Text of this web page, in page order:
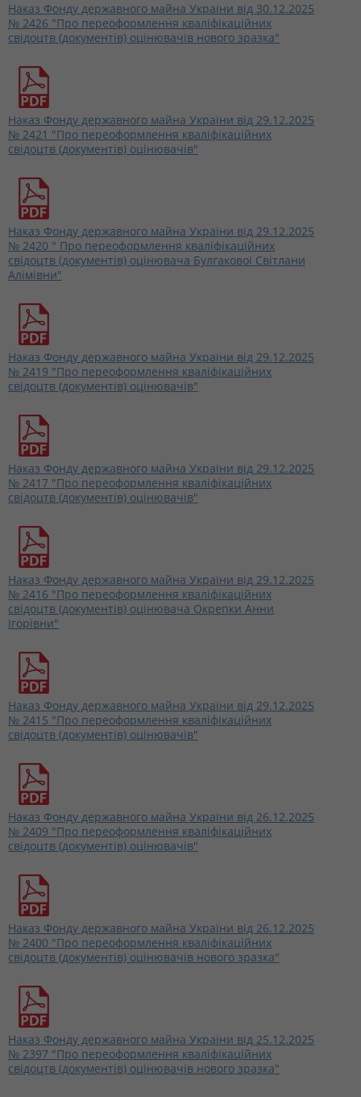
Наказ Фонду державного майна України від 30.12.2025
№ 2426 "Про переоформлення кваліфікаційних
свідоцтв (документів) оцінювачів нового зразка"
Наказ Фонду державного майна України від 29.12.2025
№ 2421 "Про переоформлення кваліфікаційних
свідоцтв (документів) оцінювачів"
Наказ Фонду державного майна України від 29.12.2025
№ 2420 " Про переоформлення кваліфікаційних
свідоцтв (документів) оцінювача Булгакової Світлани
Алімівни"
Наказ Фонду державного майна України від 29.12.2025
№ 2419 "Про переоформлення кваліфікаційних
свідоцтв (документів) оцінювачів"
Наказ Фонду державного майна України від 29.12.2025
№ 2417 "Про переоформлення кваліфікаційних
свідоцтв (документів) оцінювачів"
Наказ Фонду державного майна України від 29.12.2025
№ 2416 "Про переоформлення кваліфікаційних
свідоцтв (документів) оцінювача Окрепки Анни
Ігорівни"
Наказ Фонду державного майна України від 29.12.2025
№ 2415 "Про переоформлення кваліфікаційних
свідоцтв (документів) оцінювачів"
Наказ Фонду державного майна України від 26.12.2025
№ 2409 "Про переоформлення кваліфікаційних
свідоцтв (документів) оцінювачів"
Наказ Фонду державного майна України від 26.12.2025
№ 2400 "Про переоформлення кваліфікаційних
свідоцтв (документів) оцінювачів нового зразка"
Наказ Фонду державного майна України від 25.12.2025
№ 2397 "Про переоформлення кваліфікаційних
свідоцтв (документів) оцінювачів нового зразка"